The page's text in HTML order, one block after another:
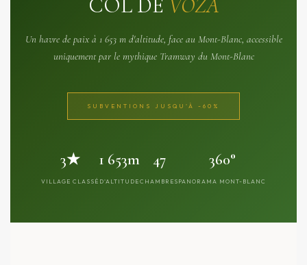
COL DE VOZA
Un havre de paix à 1 653 m d'altitude, face au Mont-Blanc, accessible
uniquement par le mythique Tramway du Mont-Blanc
SUBVENTIONS JUSQU'À -60%
3★
VILLAGE CLASSÉ
1 653m
D'ALTITUDE
47
CHAMBRES
360°
PANORAMA MONT-BLANC